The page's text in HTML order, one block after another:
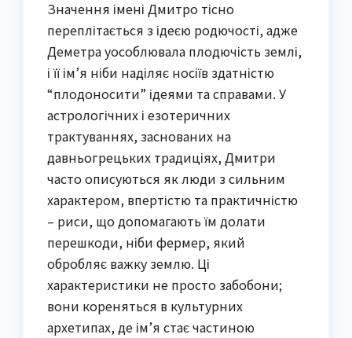
Значення імені Дмитро тісно
переплітається з ідеєю родючості, адже
Деметра уособлювала плодючість землі,
і її ім’я ніби наділяє носіїв здатністю
“плодоносити” ідеями та справами. У
астрологічних і езотеричних
трактуваннях, заснованих на
давньогрецьких традиціях, Дмитри
часто описуються як люди з сильним
характером, впертістю та практичністю
– риси, що допомагають їм долати
перешкоди, ніби фермер, який
обробляє важку землю. Ці
характеристики не просто забобони;
вони кореняться в культурних
архетипах, де ім’я стає частиною